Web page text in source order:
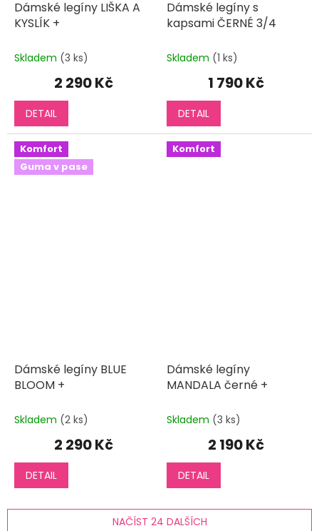
Dámské legíny LIŠKA A
KYSLÍK +
Skladem (3 ks)
2 290 Kč
DETAIL
Dámské legíny s
kapsami ČERNÉ 3/4
Skladem (1 ks)
1 790 Kč
DETAIL
Komfort
Guma v pase
Dámské legíny BLUE
BLOOM +
Skladem (2 ks)
2 290 Kč
DETAIL
Komfort
Dámské legíny
MANDALA černé +
Skladem (3 ks)
2 190 Kč
DETAIL
NAČÍST 24 DALŠÍCH